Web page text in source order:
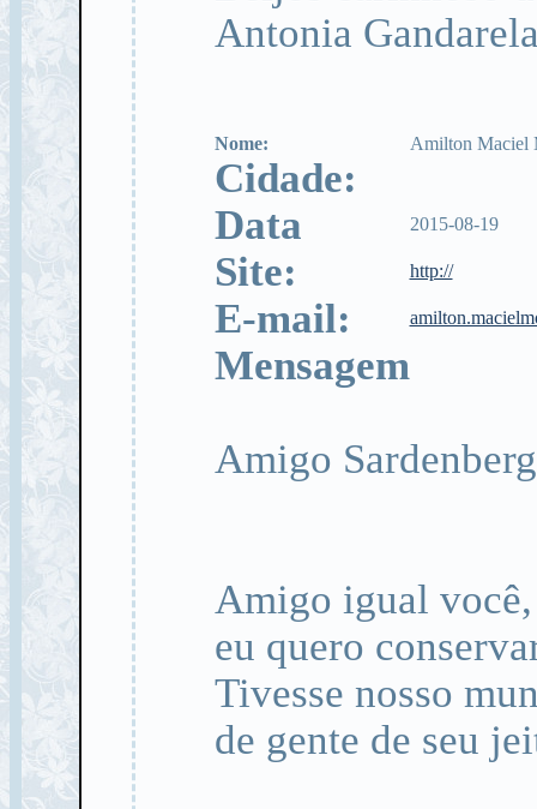
Antonia
Nome: Amilton Maciel
Cidade:
Data
2015-08-19
Site: http://
E-mail:
Mensagem
Amigo Sardenberg
Amigo igual
eu quero
Tivesse nosso
de gente de seu